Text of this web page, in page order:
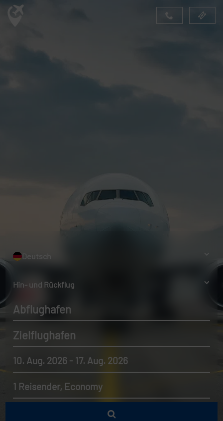
Deutsch
Hin- und Rückflug
Abflughafen
Zielflughafen
10. Aug. 2026 - 17. Aug. 2026
1 Reisender, Economy